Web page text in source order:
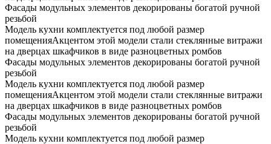
Фасады модульных элементов декорированы богатой ручной
резьбой
Модель кухни комплектуется под любой размер
помещенияАкцентом этой модели стали стеклянные витражи
на дверцах шкафчиков в виде разноцветных ромбов
Фасады модульных элементов декорированы богатой ручной
резьбой
Модель кухни комплектуется под любой размер
помещенияАкцентом этой модели стали стеклянные витражи
на дверцах шкафчиков в виде разноцветных ромбов
Фасады модульных элементов декорированы богатой ручной
резьбой
Модель кухни комплектуется под любой размер